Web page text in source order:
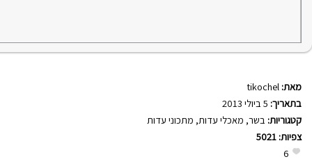
מאת: tikochel
בתאריך:
קטגוריות: בשר, מאכלי עדות, מתכוני עדות
צפיות: 5021
6